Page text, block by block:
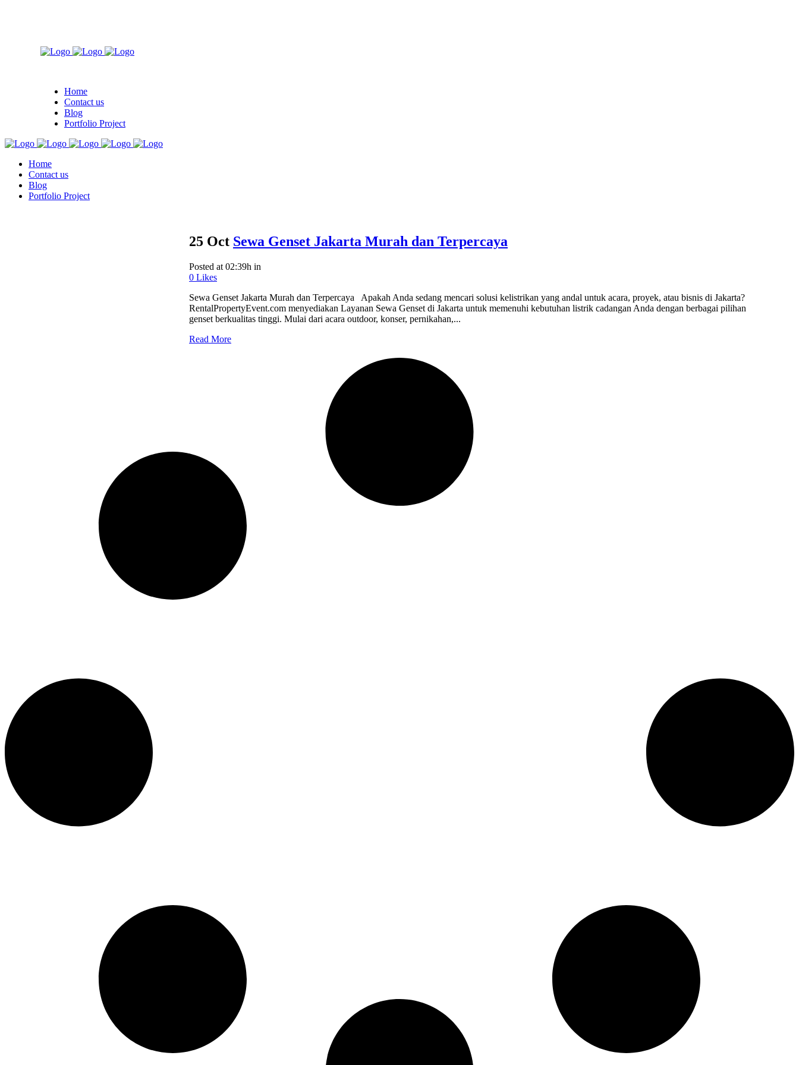
Home
Contact us
Blog
Portfolio Project
Home
Contact us
Blog
Portfolio Project
25 Oct Sewa Genset Jakarta Murah dan Terpercaya
Posted at 02:39h in
0 Likes
Sewa Genset Jakarta Murah dan Terpercaya Apakah Anda sedang mencari solusi kelistrikan yang andal untuk acara, proyek, atau bisnis di Jakarta?
RentalPropertyEvent.com menyediakan Layanan Sewa Genset di Jakarta untuk memenuhi kebutuhan listrik cadangan Anda dengan berbagai pilihan
genset berkualitas tinggi. Mulai dari acara outdoor, konser, pernikahan,...
Read More